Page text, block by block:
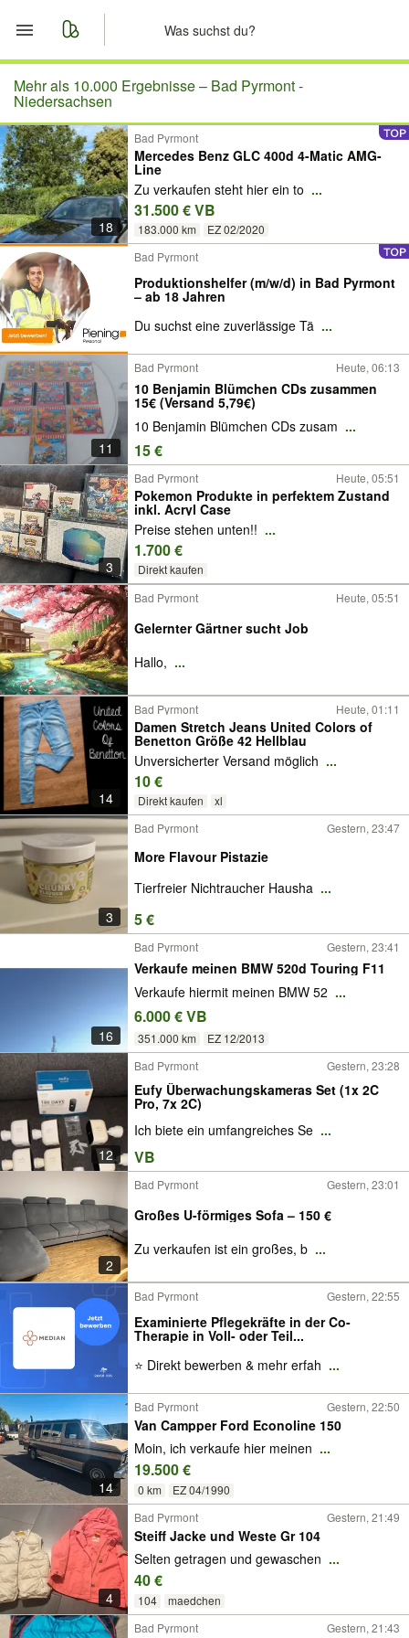
Start
Merkliste
Nachrichten
Anzeige aufgeben
Mehr als 10.000 Ergebnisse – Bad Pyrmont -
Niedersachsen
18
Bad Pyrmont
Mercedes Benz GLC 400d 4-Matic AMG-
Line
Zu verkaufen steht hier ein to ...
31.500 € VB
183.000 km
EZ 02/2020
Bad Pyrmont
Produktionshelfer (m/w/d) in Bad Pyrmont
– ab 18 Jahren
Du suchst eine zuverlässige Tä ...
11
Bad Pyrmont Heute, 06:13
10 Benjamin Blümchen CDs zusammen
15€ (Versand 5,79€)
10 Benjamin Blümchen CDs zusam ...
15 €
3
Bad Pyrmont Heute, 05:51
Pokemon Produkte in perfektem Zustand
inkl. Acryl Case
Preise stehen unten!! ...
1.700 €
Direkt kaufen
Bad Pyrmont
Heute, 05:51
Gelernter Gärtner sucht Job
Hallo, ...
14
Bad Pyrmont Heute, 01:11
Damen Stretch Jeans United Colors of
Benetton Größe 42 Hellblau
Unversicherter Versand möglich ...
10 €
Direkt kaufen xl
3
Bad Pyrmont Gestern, 23:47
More Flavour Pistazie
Tierfreier Nichtraucher Hausha ...
5 €
16
Bad Pyrmont Gestern, 23:41
Verkaufe meinen BMW 520d Touring F11
Verkaufe hiermit meinen BMW 52 ...
6.000 € VB
351.000 km EZ 12/2013
12
Bad Pyrmont Gestern, 23:28
Eufy Überwachungskameras Set (1x 2C
Pro, 7x 2C)
Ich biete ein umfangreiches Se ...
VB
2
Bad Pyrmont Gestern, 23:01
Großes U-förmiges Sofa – 150 €
Zu verkaufen ist ein großes, b ...
Bad Pyrmont Gestern, 22:55
Examinierte Pflegekräfte in der Co-
Therapie in Voll- oder Teil...
⭐ Direkt bewerben & mehr erfah ...
14
Bad Pyrmont Gestern, 22:50
Van Campper Ford Econoline 150
Moin, ich verkaufe hier meinen ...
19.500 €
0 km EZ 04/1990
4
Bad Pyrmont Gestern, 21:49
Steiff Jacke und Weste Gr 104
Selten getragen und gewaschen ...
40 €
104
maedchen
Bad Pyrmont
Gestern, 21:43